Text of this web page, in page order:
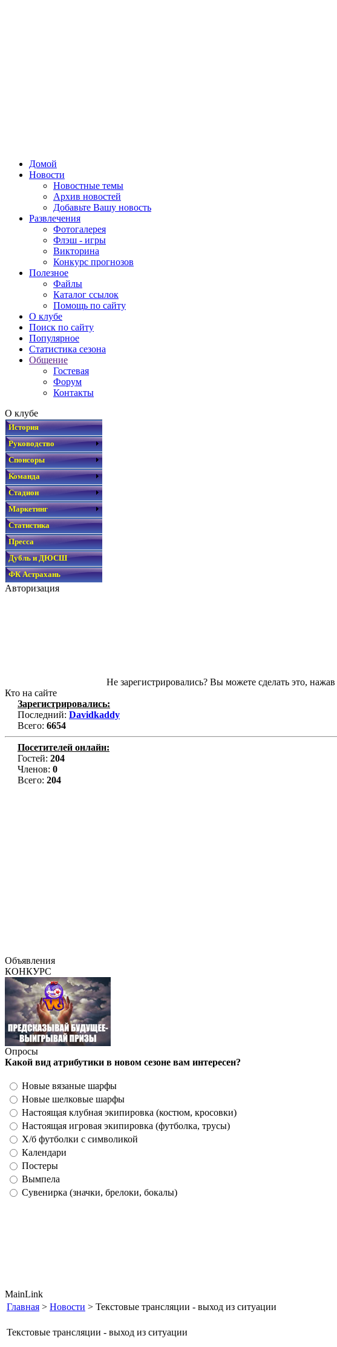
Домой
Новости
Новостные темы
Архив новостей
Добавьте Вашу новость
Развлечения
Фотогалерея
Флэш - игры
Викторина
Конкурс прогнозов
Полезное
Файлы
Каталог ссылок
Помощь по сайту
О клубе
Поиск по сайту
Популярное
Статистика сезона
Общение
Гостевая
Форум
Контакты
О клубе
История
Руководство
Спонсоры
Команда
Стадион
Маркетинг
Статистика
Пресса
Дубль и ДЮСШ
ФК Астрахань
Авторизация
Не зарегистрировались? Вы можете сделать это, нажав
Кто на сайте
Зарегистрировались:
Последний: Davidkaddy
Всего: 6654
Посетителей онлайн:
Гостей: 204
Членов: 0
Всего: 204
Объявления
КОНКУРС
Опросы
Какой вид атрибутики в новом сезоне вам интересен?
Новые вязаные шарфы
Новые шелковые шарфы
Настоящая клубная экипировка (костюм, кросовки)
Настоящая игровая экипировка (футболка, трусы)
Х/б футболки с символикой
Календари
Постеры
Вымпела
Сувенирка (значки, брелоки, бокалы)
MainLink
Главная > Новости > Текстовые трансляции - выход из ситуации
Текстовые трансляции - выход из ситуации